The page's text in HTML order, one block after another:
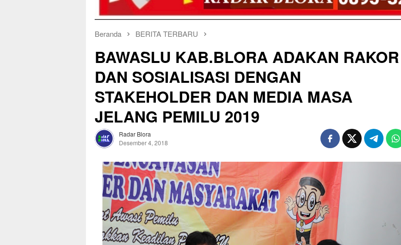
Beranda BERITA TERBARU
BAWASLU KAB.BLORA ADAKAN RAKOR
DAN SOSIALISASI DENGAN
STAKEHOLDER DAN MEDIA MASA
JELANG PEMILU 2019
Radar Blora
Desember 4, 2018